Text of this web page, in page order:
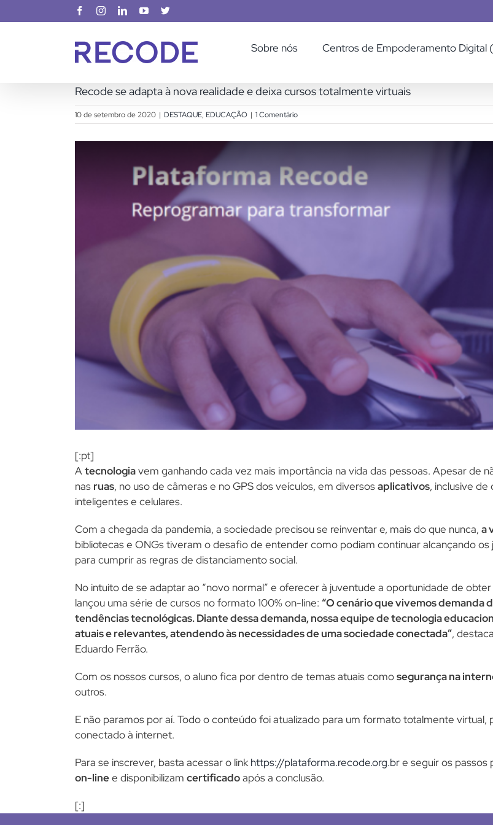
para
FacebookInstagramLinkedInYouTube
Sobre nós Centros de Empoderamento Digital
Recode se adapta à nova realidade e deixa cursos totalmente virtuais
10 de setembro de 2020 | DESTAQUE, EDUCAÇÃO | 1 Comentário
[:pt]
Atecnologiavem ganhando cada vez mais importância na vida das pessoas. Apesar de
nas ruas, no uso de câmeras e no GPS dos veículos, em diversosaplicativos, inclusive de
inteligentes e celulares.
Com a chegada da pandemia, a sociedade precisou se reinventar e, mais do que nunca, a
bibliotecas e ONGs tiveram o desafio de entender como podiam continuar alcançando
para cumprir as regras de distanciamento social.
No intuito de se adaptar ao “novo normal” e oferecer à juventude a oportunidade de
lançou uma série de cursos no formato 100% on-line: “O cenário que vivemos demanda
tendências tecnológicas. Diante dessa demanda, nossa equipe de tecnologia
atuais e relevantes, atendendo às necessidades de uma sociedade conectada”,
Eduardo Ferrão.
Com os nossos cursos, o aluno fica por dentro de temas atuais comosegurança na
outros.
E não paramos por aí. Todo o conteúdo foi atualizado para um formato totalmente
conectado à internet.
Para se inscrever, basta acessar o linkhttps://plataforma.recode.org.bre seguir os passos
on-linee disponibilizam certificadoapós a conclusão.
[:]